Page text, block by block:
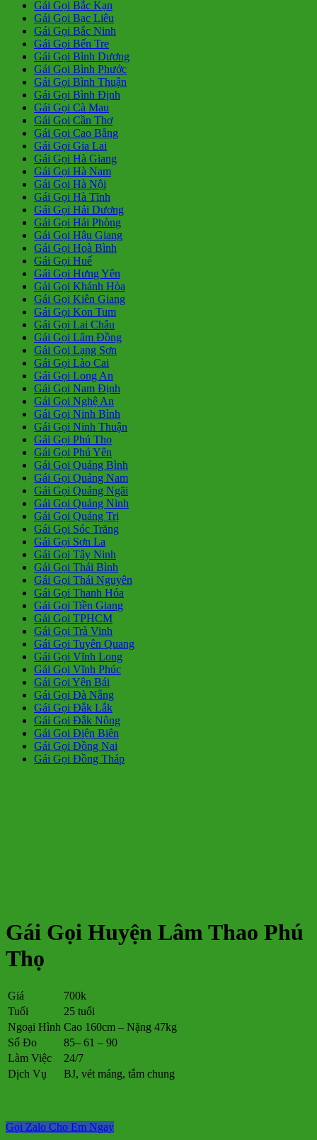
Gái Gọi Bắc Kạn
Gái Gọi Bạc Liêu
Gái Gọi Bắc Ninh
Gái Gọi Bến Tre
Gái Gọi Bình Dương
Gái Gọi Bình Phước
Gái Gọi Bình Thuận
Gái Gọi Bình Định
Gái Gọi Cà Mau
Gái Gọi Cần Thơ
Gái Gọi Cao Bằng
Gái Gọi Gia Lai
Gái Gọi Hà Giang
Gái Gọi Hà Nam
Gái Gọi Hà Nội
Gái Gọi Hà Tĩnh
Gái Gọi Hải Dương
Gái Gọi Hải Phòng
Gái Gọi Hậu Giang
Gái Gọi Hoà Bình
Gái Gọi Huế
Gái Gọi Hưng Yên
Gái Gọi Khánh Hòa
Gái Gọi Kiên Giang
Gái Gọi Kon Tum
Gái Gọi Lai Châu
Gái Gọi Lâm Đồng
Gái Gọi Lạng Sơn
Gái Gọi Lào Cai
Gái Gọi Long An
Gái Gọi Nam Định
Gái Gọi Nghệ An
Gái Gọi Ninh Bình
Gái Gọi Ninh Thuận
Gái Gọi Phú Thọ
Gái Gọi Phú Yên
Gái Gọi Quảng Bình
Gái Gọi Quảng Nam
Gái Gọi Quảng Ngãi
Gái Gọi Quảng Ninh
Gái Gọi Quảng Trị
Gái Gọi Sóc Trăng
Gái Gọi Sơn La
Gái Gọi Tây Ninh
Gái Gọi Thái Bình
Gái Gọi Thái Nguyên
Gái Gọi Thanh Hóa
Gái Gọi Tiền Giang
Gái Gọi TPHCM
Gái Gọi Trà Vinh
Gái Gọi Tuyên Quang
Gái Gọi Vĩnh Long
Gái Gọi Vĩnh Phúc
Gái Gọi Yên Bái
Gái Gọi Đà Nẵng
Gái Gọi Đắk Lắk
Gái Gọi Đắk Nông
Gái Gọi Điện Biên
Gái Gọi Đồng Nai
Gái Gọi Đồng Tháp
Gái Gọi Huyện Lâm Thao Phú
Thọ
Giá
700k
Tuổi
25 tuổi
Ngoại Hình Cao 160cm – Nặng 47kg
Số Đo
85– 61 – 90
Làm Việc
24/7
Dịch Vụ
BJ, vét máng, tắm chung
Gọi Zalo Cho Em Ngay